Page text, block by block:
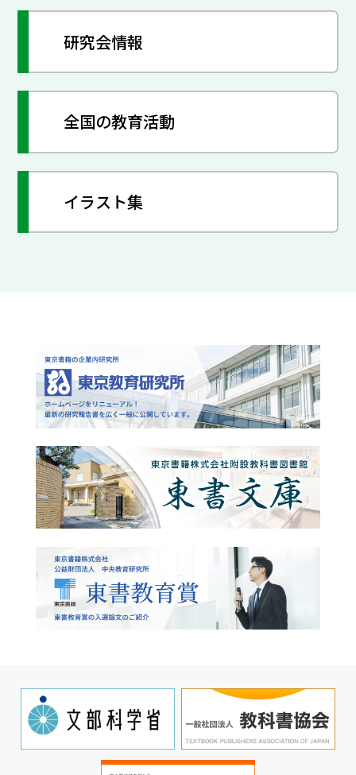
研究会情報
全国の教育活動
イラスト集